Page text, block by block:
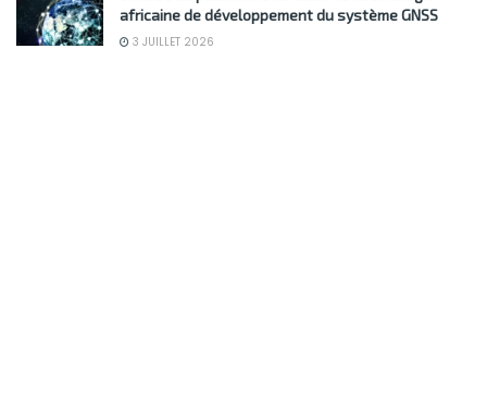
africaine de développement du système GNSS
3 JUILLET 2026